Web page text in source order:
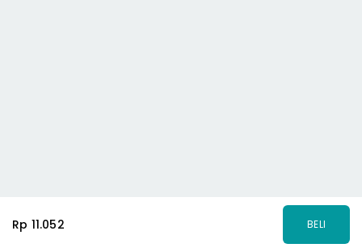
Rp 11.052 BELI